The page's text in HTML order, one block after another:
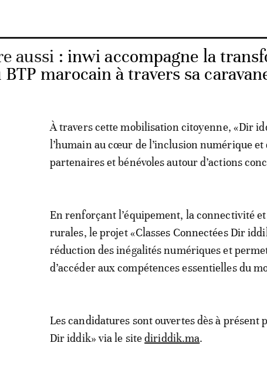
aussi : inwi accompagne la
BTP marocain à travers sa
À travers cette mobilisation citoyenne, «Dir
l’humain au cœur de l’inclusion numérique
partenaires et bénévoles autour d’actions
En renforçant l’équipement, la connectivité
rurales, le projet «Classes Connectées Dir
réduction des inégalités numériques et
d’accéder aux compétences essentielles du
Les candidatures sont ouvertes dès à présent
Dir iddik» via le sitediriddik.ma.